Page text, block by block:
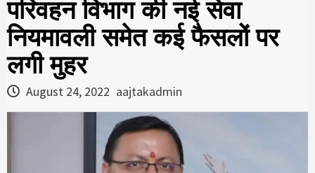
परिवहन विभाग की नई सेवा
नियमावली समेत कई फैसलों पर
लगी मुहर
August 24, 2022 aajtakadmin